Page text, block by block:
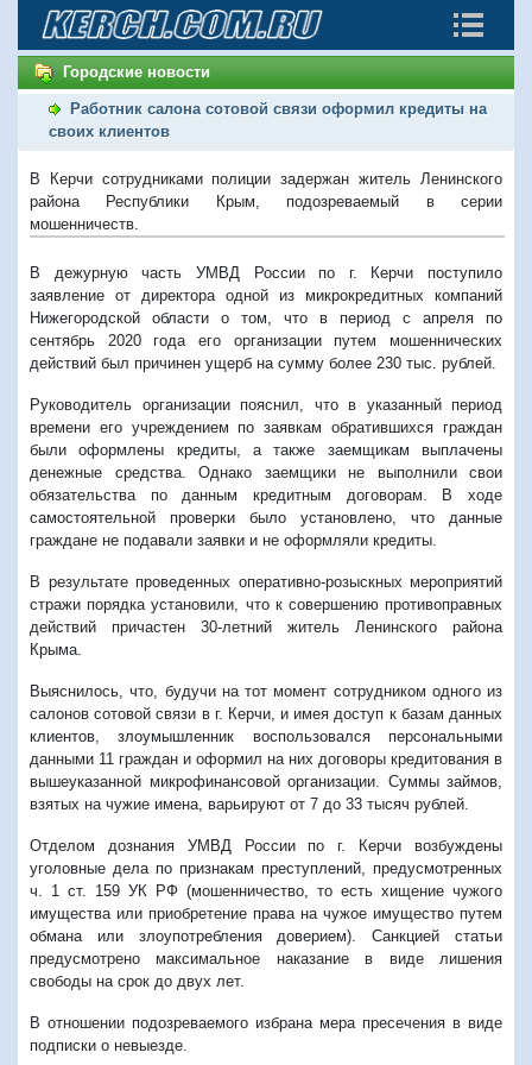
Городские новости
Работник салона сотовой связи оформил кредиты на
своих клиентов
В Керчи сотрудниками полиции задержан житель Ленинского
района Республики Крым, подозреваемый в серии
мошенничеств.
В дежурную часть УМВД России по г. Керчи поступило
заявление от директора одной из микрокредитных компаний
Нижегородской области о том, что в период с апреля по
сентябрь 2020 года его организации путем мошеннических
действий был причинен ущерб на сумму более 230 тыс. рублей.
Руководитель организации пояснил, что в указанный период
времени его учреждением по заявкам обратившихся граждан
были оформлены кредиты, а также заемщикам выплачены
денежные средства. Однако заемщики не выполнили свои
обязательства по данным кредитным договорам. В ходе
самостоятельной проверки было установлено, что данные
граждане не подавали заявки и не оформляли кредиты.
В результате проведенных оперативно-розыскных мероприятий
стражи порядка установили, что к совершению противоправных
действий причастен 30-летний житель Ленинского района
Крыма.
Выяснилось, что, будучи на тот момент сотрудником одного из
салонов сотовой связи в г. Керчи, и имея доступ к базам данных
клиентов, злоумышленник воспользовался персональными
данными 11 граждан и оформил на них договоры кредитования в
вышеуказанной микрофинансовой организации. Суммы займов,
взятых на чужие имена, варьируют от 7 до 33 тысяч рублей.
Отделом дознания УМВД России по г. Керчи возбуждены
уголовные дела по признакам преступлений, предусмотренных
ч. 1 ст. 159 УК РФ (мошенничество, то есть хищение чужого
имущества или приобретение права на чужое имущество путем
обмана или злоупотребления доверием). Санкцией статьи
предусмотрено максимальное наказание в виде лишения
свободы на срок до двух лет.
В отношении подозреваемого избрана мера пресечения в виде
подписки о невыезде.